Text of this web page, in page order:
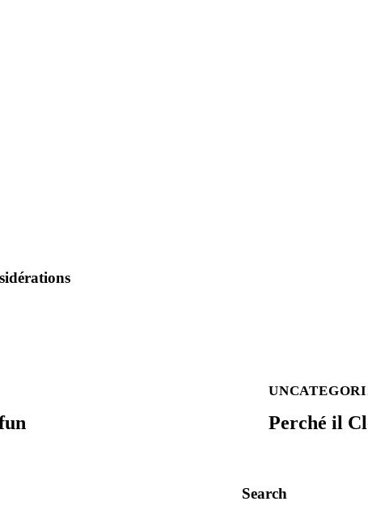
Perché il
Search